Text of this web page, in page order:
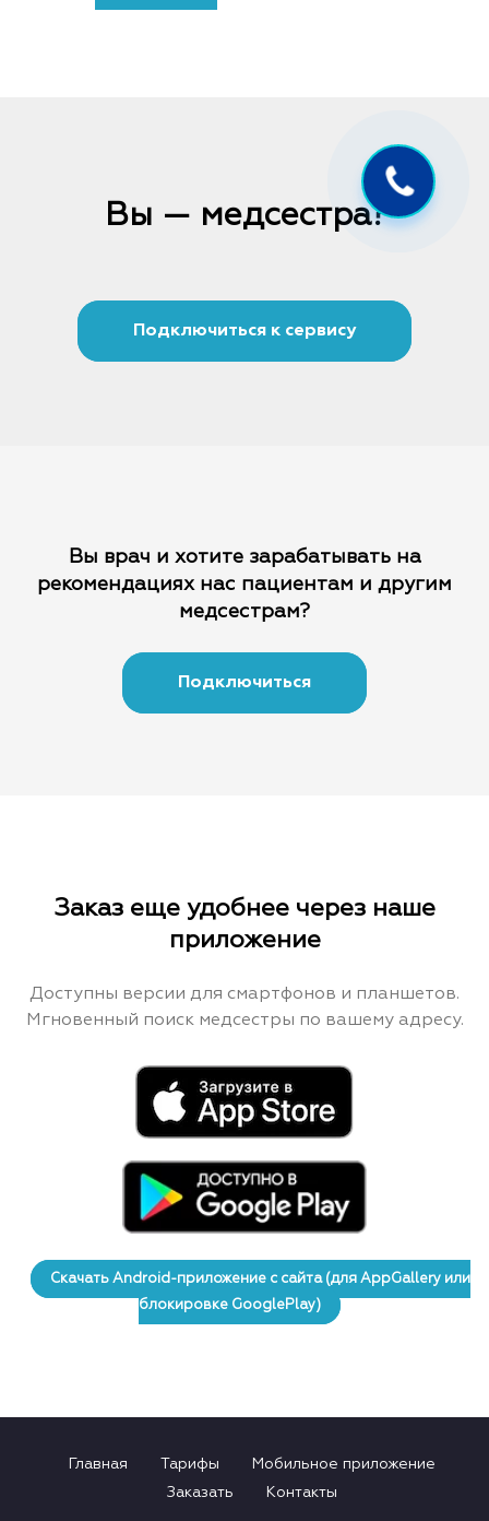
Вы — медсестра?
Подключиться к сервису
Вы врач и хотите зарабатывать на
рекомендациях нас пациентам и другим
медсестрам?
Подключиться
Заказ еще удобнее через наше
приложение
Доступны версии для смартфонов и планшетов.
Мгновенный поиск медсестры по вашему адресу.
Скачать Android-приложение с сайта (для AppGallery или
блокировке GooglePlay)
Главная Тарифы
Мобильное приложение
Заказать
Контакты